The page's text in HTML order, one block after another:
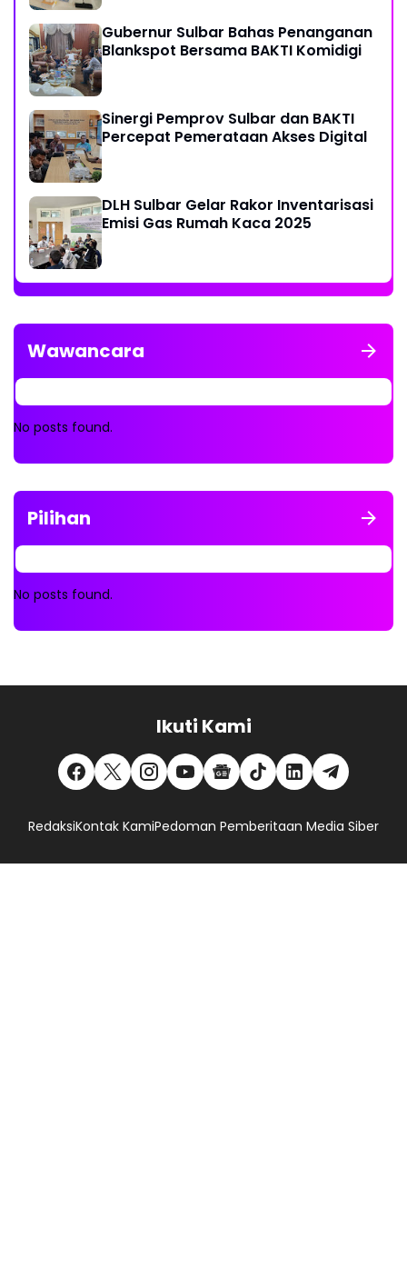
Gubernur Sulbar Bahas Penanganan
Blankspot Bersama BAKTI Komidigi
Sinergi Pemprov Sulbar dan BAKTI
Percepat Pemerataan Akses Digital
DLH Sulbar Gelar Rakor Inventarisasi
Emisi Gas Rumah Kaca 2025
Wawancara
No posts found.
Pilihan
No posts found.
Ikuti Kami
RedaksiKontak KamiPedoman Pemberitaan Media Siber